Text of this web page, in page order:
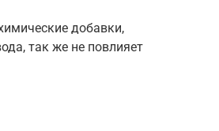
добавки,
так же не повлияет